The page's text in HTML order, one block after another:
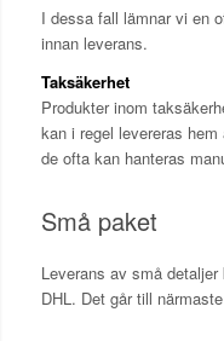
I dessa fall lämnar vi en
innan leverans.
Taksäkerhet
Produkter inom
kan i regel levereras
de ofta kan hanteras
Små paket
Leverans av små
DHL. Det går till